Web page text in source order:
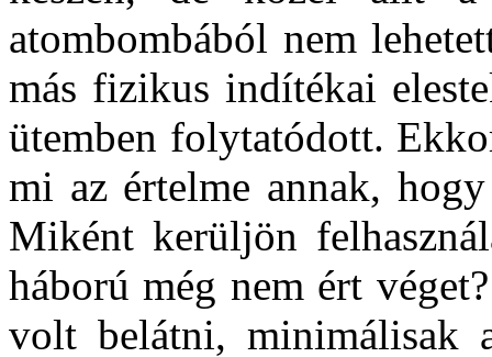
atombombából nem
más fizikus indítékai
ütemben folytatódott.
mi az értelme annak,
Miként kerüljön
háború még nem ért
volt belátni, minimálisak